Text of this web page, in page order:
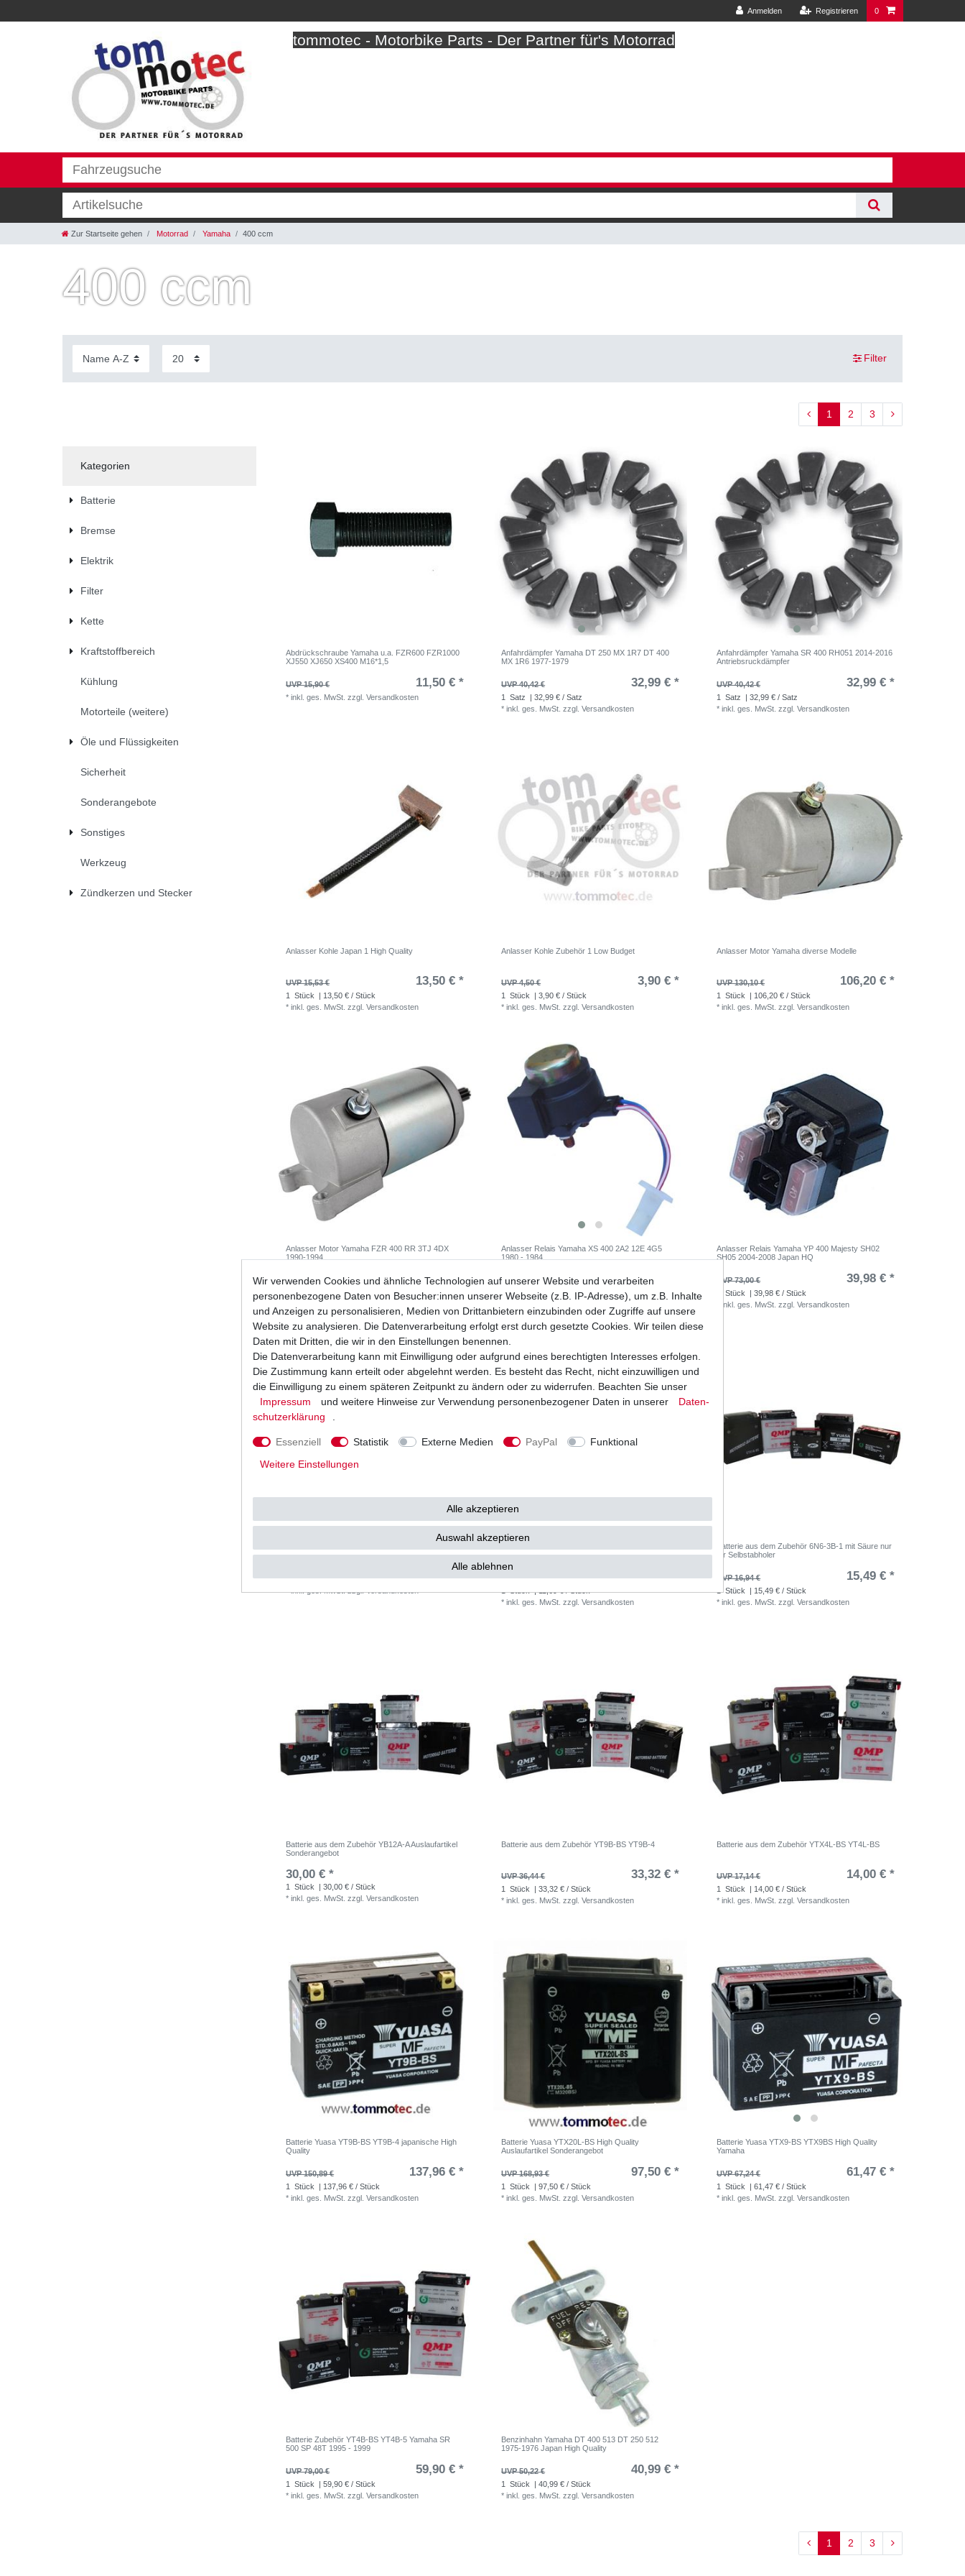
Anmelden Registrieren 0
tommotec - Motorbike Parts - Der Partner für's Motorrad
Zur Startseite gehen Motorrad Yamaha 400 ccm
400 ccm
Filter
1 2 3
Kategorien
Batterie
Bremse
Elektrik
Filter
Kette
Kraftstoffbereich
Kühlung
Motorteile (weitere)
Öle und Flüssigkeiten
Sicherheit
Sonderangebote
Sonstiges
Werkzeug
Zündkerzen und Stecker
Abdrückschraube Yamaha u.a. FZR600 FZR1000
XJ550 XJ650 XS400 M16*1,5
UVP 15,90 € 11,50 € *
*inkl. ges. MwSt. zzgl.Versandkosten
Anfahrdämpfer Yamaha DT 250 MX 1R7 DT 400
MX 1R6 1977-1979
UVP 40,42 € 32,99 € *
1 Satz
| 32,99 € / Satz
*inkl. ges. MwSt. zzgl.Versandkosten
Anfahrdämpfer Yamaha SR 400 RH051 2014-2016
Antriebsruckdämpfer
UVP 40,42 € 32,99 € *
1 Satz
| 32,99 € / Satz
*inkl. ges. MwSt. zzgl.Versandkosten
Anlasser Kohle Japan 1 High Quality
UVP 15,53 € 13,50 € *
1 Stück
| 13,50 € / Stück
*inkl. ges. MwSt. zzgl.Versandkosten
Anlasser Kohle Zubehör 1 Low Budget
UVP 4,50 € 3,90 € *
1 Stück
| 3,90 € / Stück
*inkl. ges. MwSt. zzgl.Versandkosten
Anlasser Motor Yamaha diverse Modelle
UVP 130,10 € 106,20 € *
1 Stück
| 106,20 € / Stück
*inkl. ges. MwSt. zzgl.Versandkosten
Anlasser Motor Yamaha FZR 400 RR 3TJ 4DX
1990-1994
UVP 97,99 € 79,99 € *
1 Stück | 79,99 € / Stück
inkl. ges. MwSt.
Anlasser Relais Yamaha XS 400 2A2 12E 4G5
1980 - 1984
UVP 29,95 € 24,51 € *
1 Stück | 24,51 € / Stück
inkl. ges. MwSt. Versandkosten
Anlasser Relais Yamaha YP 400 Majesty SH02
SH05 2004-2008 Japan HQ
UVP 73,00 € 39,98 € *
Stück
| 39,98 € / Stück
inkl. ges. MwSt. zzgl.Versandkosten
UVP 13,95 € ab 12,75 € *
*inkl. ges. MwSt.zzgl.Versandkosten
UVP 12,22 € 11,69 € *
1 Stück | 11,69 € / Stück
*inkl. ges. MwSt. zzgl.Versandkosten
Batterie aus dem Zubehör 6N6-3B-1 mit Säure nur
für Selbstabholer
UVP 16,94 € 15,49 € *
1 Stück
| 15,49 € / Stück
*inkl. ges. MwSt. zzgl.Versandkosten
Batterie aus dem Zubehör YB12A-A Auslaufartikel
Sonderangebot
30,00 € *
1 Stück
| 30,00 € / Stück
*inkl. ges. MwSt. zzgl.Versandkosten
Batterie aus dem Zubehör YT9B-BS YT9B-4
UVP 36,44 € 33,32 € *
1 Stück
| 33,32 € / Stück
*inkl. ges. MwSt. zzgl.Versandkosten
Batterie aus dem Zubehör YTX4L-BS YT4L-BS
UVP 17,14 € 14,00 € *
1 Stück
| 14,00 € / Stück
*inkl. ges. MwSt. zzgl.Versandkosten
Batterie Yuasa YT9B-BS YT9B-4 japanische High
Quality
UVP 150,89 € 137,96 € *
1 Stück
| 137,96 € / Stück
*inkl. ges. MwSt. zzgl.Versandkosten
Batterie Yuasa YTX20L-BS High Quality
Auslaufartikel Sonderangebot
UVP 168,93 € 97,50 € *
1 Stück
| 97,50 € / Stück
*inkl. ges. MwSt. zzgl.Versandkosten
Batterie Yuasa YTX9-BS YTX9BS High Quality
Yamaha
UVP 67,24 € 61,47 € *
1 Stück
| 61,47 € / Stück
*inkl. ges. MwSt. zzgl.Versandkosten
Batterie Zubehör YT4B-BS YT4B-5 Yamaha SR
500 SP 48T 1995 - 1999
UVP 79,00 € 59,90 € *
1 Stück
| 59,90 € / Stück
*inkl. ges. MwSt. zzgl.Versandkosten
Benzinhahn Yamaha DT 400 513 DT 250 512
1975-1976 Japan High Quality
UVP 50,22 € 40,99 € *
1 Stück
| 40,99 € / Stück
*inkl. ges. MwSt. zzgl.Versandkosten
1 2 3
Wir verwenden Cookies und ähnliche Technologien auf unserer Website und verarbeiten
personenbezogene Daten von Besucher:innen unserer Webseite (z.B. IP-Adresse), um z.B. Inhalte
und Anzeigen zu personalisieren, Medien von Drittanbietern einzubinden oder Zugriffe auf unsere
Website zu analysieren. Die Datenverarbeitung erfolgt erst durch gesetzte Cookies. Wir teilen diese
Daten mit Dritten, die wir in den Einstellungen benennen.
Die Datenverarbeitung kann mit Einwilligung oder aufgrund eines berechtigten Interesses erfolgen.
Die Zustimmung kann erteilt oder abgelehnt werden. Es besteht das Recht, nicht einzuwilligen und
die Einwilligung zu einem späteren Zeitpunkt zu ändern oder zu widerrufen. Beachten Sie unser
Impressum
und weitere Hinweise zur Verwendung personenbezogener Daten in unserer
Daten­
schutz­erklärung
Essenziell Statistik Externe Medien PayPal
Funktional
Weitere Einstellungen
Alle akzeptieren
Auswahl akzeptieren
Alle ablehnen